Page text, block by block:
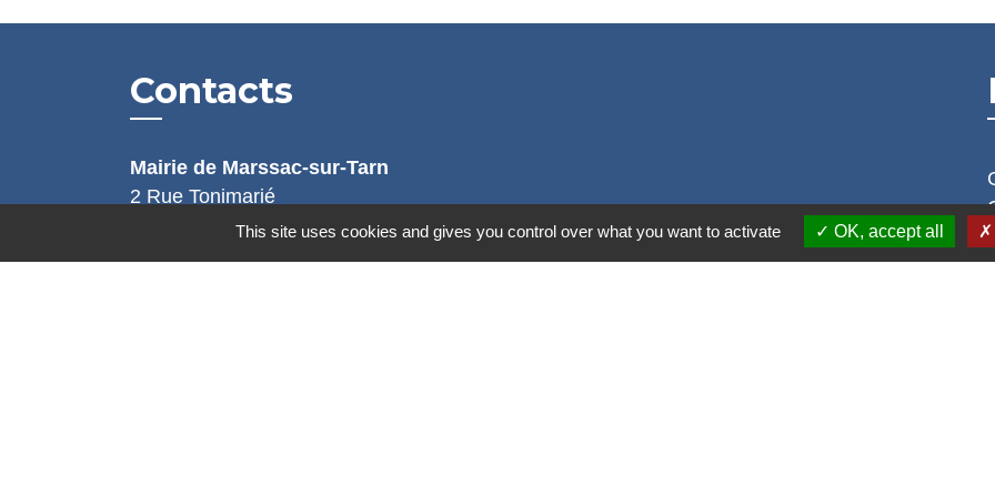
Contacts
Mairie de Marssac-sur-Tarn
2 Rue Tonimarié
81150 Marssac-sur-Tarn - FRANCE
This site uses cookies and gives you control over what you want to activate OK, accept all